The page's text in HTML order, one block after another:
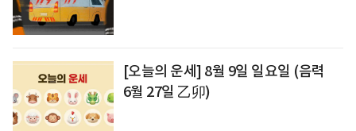
[오늘의 운세] 8월 9일 일요일 (음력
6월 27일 乙卯)